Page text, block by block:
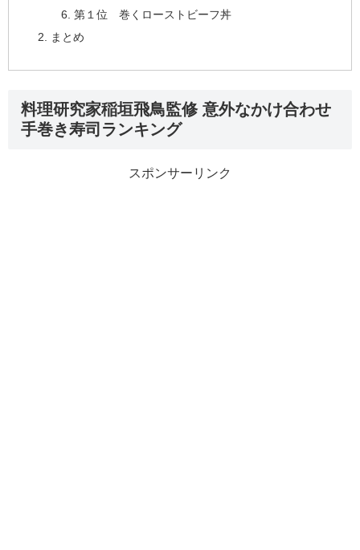
第１位 巻くローストビーフ丼
まとめ
料理研究家稲垣飛鳥監修 意外なかけ合わせ
手巻き寿司ランキング
スポンサーリンク